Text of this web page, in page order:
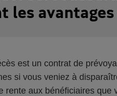
les avantages
est un contrat de
si vous veniez à
rente aux bénéficiaires